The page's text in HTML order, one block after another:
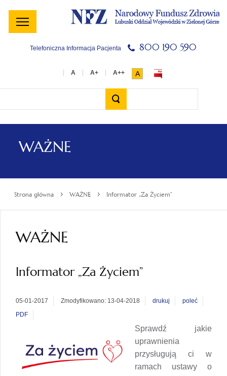
Menu
główne
Menu
lewe
Treść
główna
Szukaj
w
serwisie
Stopka
Telefoniczna Informacja Pacjenta 800 190 590
A
WAŻNE
Strona główna › WAŻNE › Informator „Za Życiem”
WAŻNE
Informator „Za Życiem”
05-01-2017 Zmodyfikowano: 13-04-2018 drukuj
poleć
PDF
Sprawdź jakie
uprawnienia
przysługują ci w
ramach ustawy o